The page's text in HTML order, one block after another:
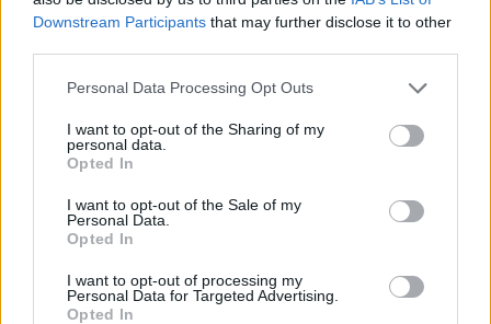
Downstream Participants that may further disclose it to other
Personal Data Processing Opt Outs
I want to opt-out of the Sharing of my
personal data.
Opted In
I want to opt-out of the Sale of my
Personal Data.
Opted In
I want to opt-out of processing my
Personal Data for Targeted Advertising.
Opted In